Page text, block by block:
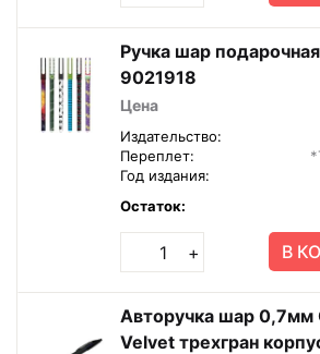
Ручка шар
9021918
Цена
Издательство:
Переплет:
Год издания:
Остаток:
+ В
Авторучка шар 0,7мм
Velvet трехгран